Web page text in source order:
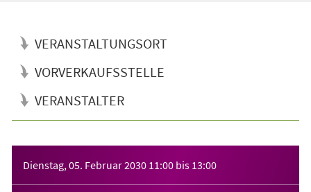
VERANSTALTUNGSORT
VORVERKAUFSSTELLE
VERANSTALTER
Dienstag, 05. Februar 2030 11:00 bis 13:00